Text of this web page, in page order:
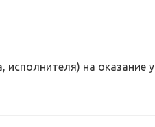
исполнителя) на